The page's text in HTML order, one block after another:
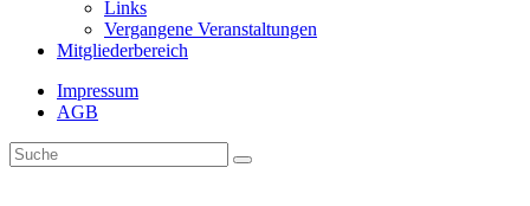
Links
Vergangene Veranstaltungen
Mitgliederbereich
Impressum
AGB